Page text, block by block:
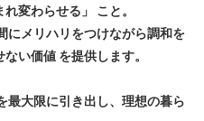
変わらせる」 こと。
にメリハリをつけながら調和を
い価値 を提供します。
最大限に引き出し、理想の暮ら